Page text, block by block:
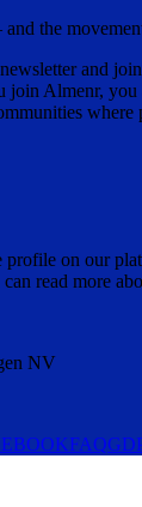
the
and
join Almenr,
where
profile on our
read more
NV
FAQ